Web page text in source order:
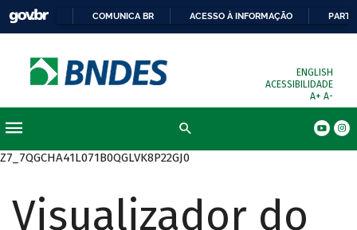
COMUNICA BR ACESSO À INFORMAÇÃO
ENGLISH
ACESSIBILIDADE
A+ A-
Z7_7QGCHA41L071B0QGLVK8P22GJ0
Visualizador do